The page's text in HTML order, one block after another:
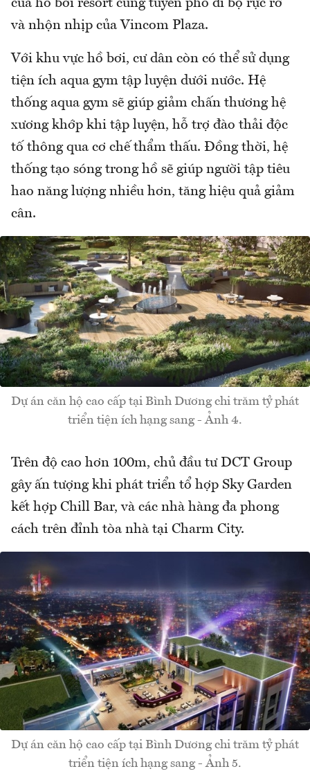
của hồ bơi resort cùng tuyến phố đi bộ rực rỡ
và nhộn nhịp của Vincom Plaza.
Với khu vực hồ bơi, cư dân còn có thể sử dụng
tiện ích aqua gym tập luyện dưới nước. Hệ
thống aqua gym sẽ giúp giảm chấn thương hệ
xương khớp khi tập luyện, hỗ trợ đào thải độc
tố thông qua cơ chế thẩm thấu. Đồng thời, hệ
thống tạo sóng trong hồ sẽ giúp người tập tiêu
hao năng lượng nhiều hơn, tăng hiệu quả giảm
cân.
Dự án căn hộ cao cấp tại Bình Dương chi trăm tỷ phát
triển tiện ích hạng sang - Ảnh 4.
Trên độ cao hơn 100m, chủ đầu tư DCT Group
gây ấn tượng khi phát triển tổ hợp Sky Garden
kết hợp Chill Bar, và các nhà hàng đa phong
cách trên đỉnh tòa nhà tại Charm City.
Dự án căn hộ cao cấp tại Bình Dương chi trăm tỷ phát
triển tiện ích hạng sang - Ảnh 5.